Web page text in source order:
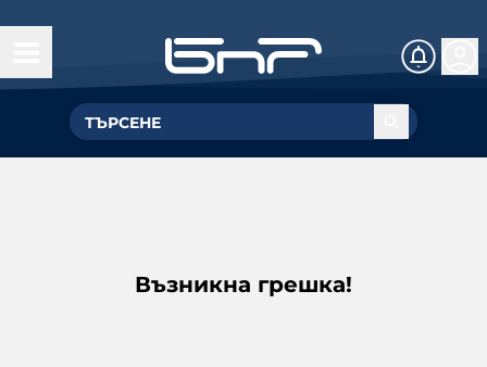
Възникна грешка!